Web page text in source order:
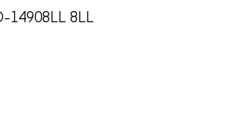
14908LL 8LL